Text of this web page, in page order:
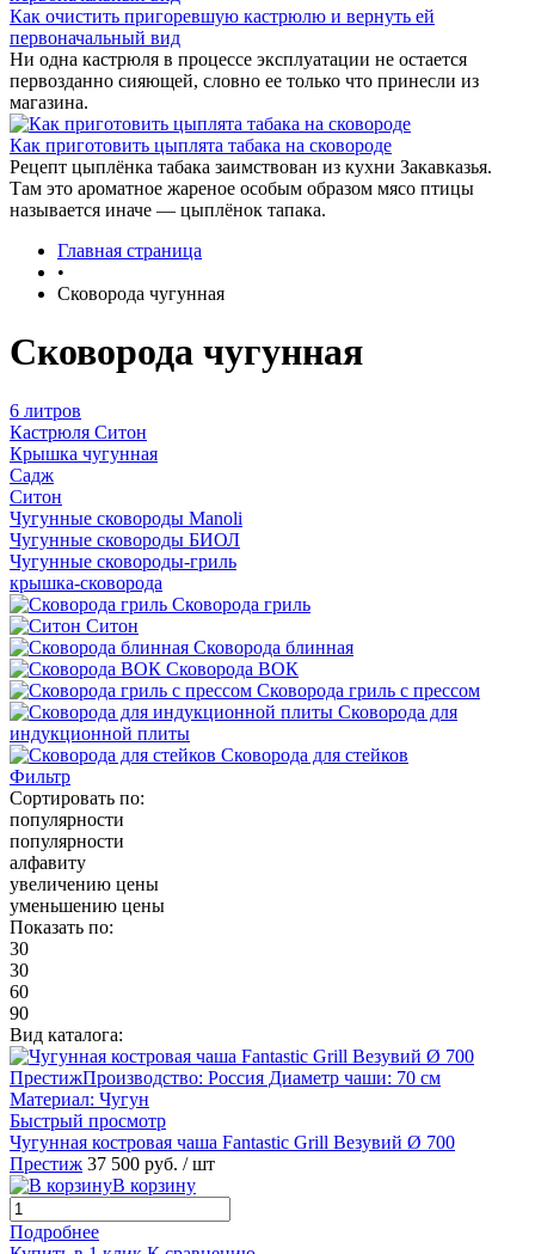
Как очистить пригоревшую кастрюлю и вернуть ей
первоначальный вид
Ни одна кастрюля в процессе эксплуатации не остается
первозданно сияющей, словно ее только что принесли из
магазина.
Как приготовить цыплята табака на сковороде
Рецепт цыплёнка табака заимствован из кухни Закавказья.
Там это ароматное жареное особым образом мясо птицы
называется иначе — цыплёнок тапака.
Главная страница
•
Сковорода чугунная
Сковорода чугунная
6 литров
Кастрюля Ситон
Крышка чугунная
Садж
Ситон
Чугунные сковороды Manoli
Чугунные сковороды БИОЛ
Чугунные сковороды-гриль
крышка-сковорода
Сковорода гриль
Ситон
Сковорода блинная
Сковорода ВОК
Сковорода гриль с прессом
Сковорода для
индукционной плиты
Сковорода для стейков
Фильтр
Сортировать по:
популярности
популярности
алфавиту
увеличению цены
уменьшению цены
Показать по:
30
30
60
90
Вид каталога:
Быстрый просмотр
Чугунная костровая чаша Fantastic Grill Везувий Ø 700
Престиж 37 500 руб. / шт
В корзину
Подробнее